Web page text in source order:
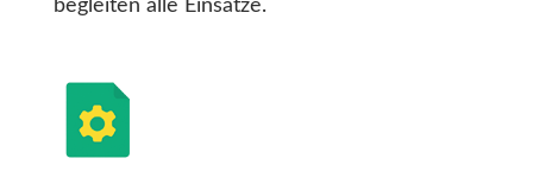
begleiten alle Einsätze.